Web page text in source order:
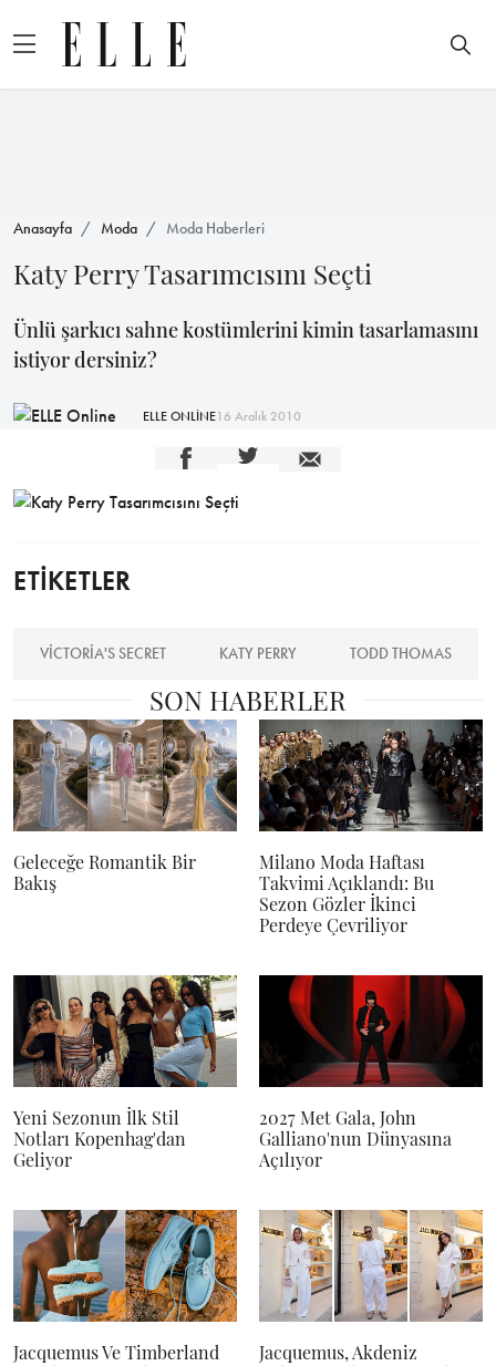
Anasayfa Moda Moda Haberleri
Katy Perry Tasarımcısını Seçti
Ünlü şarkıcı sahne kostümlerini kimin tasarlamasını
istiyor dersiniz?
ELLE ONLİNE16 Aralık 2010
ETİKETLER
VICTORIA'S SECRET KATY PERRY TODD THOMAS
SON HABERLER
Geleceğe Romantik Bir
Bakış
Milano Moda Haftası
Takvimi Açıklandı: Bu
Sezon Gözler İkinci
Perdeye Çevriliyor
Yeni Sezonun İlk Stil
Notları Kopenhag'dan
Geliyor
2027 Met Gala, John
Galliano'nun Dünyasına
Açılıyor
Jacquemus Ve Timberland
Jacquemus, Akdeniz